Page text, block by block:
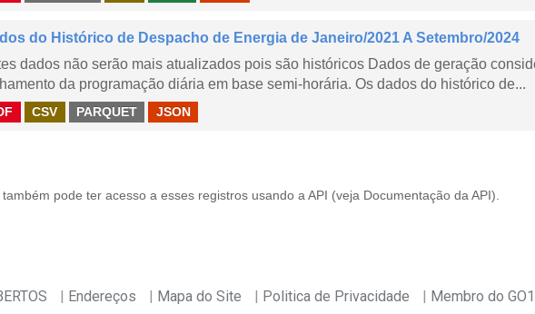
do Histórico de Despacho de Energia de Janeiro/2021 A Setembro/2024
dados não serão mais atualizados pois são históricos Dados de geração
da programação diária em base semi-horária. Os dados do histórico de...
CSV PARQUET JSON
também pode ter acesso a esses registros usando a API (veja Documentação da API ).
Endereços Mapa do Site Politica de Privacidade Membro do